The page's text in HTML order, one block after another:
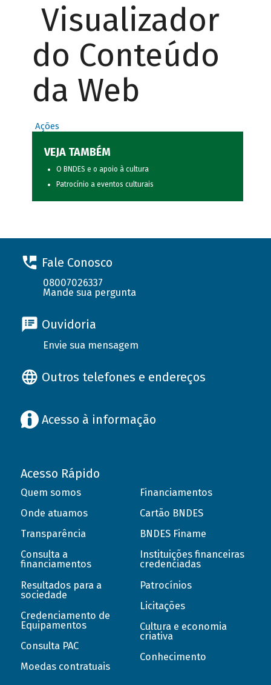
Visualizador
do Conteúdo
da Web
Ações
VEJA TAMBÉM
O BNDES e o apoio à cultura
Patrocínio a eventos culturais
Fale Conosco
08007026337
Mande sua pergunta
Ouvidoria
Envie sua mensagem
Outros telefones e endereços
Acesso à informação
Acesso Rápido
Quem somos
Onde atuamos
Transparência
Consulta a
financiamentos
Resultados para a
sociedade
Credenciamento de
Equipamentos
Consulta PAC
Moedas contratuais
Financiamentos
Cartão BNDES
BNDES Finame
Instituições financeiras
credenciadas
Patrocínios
Licitações
Cultura e economia
criativa
Conhecimento